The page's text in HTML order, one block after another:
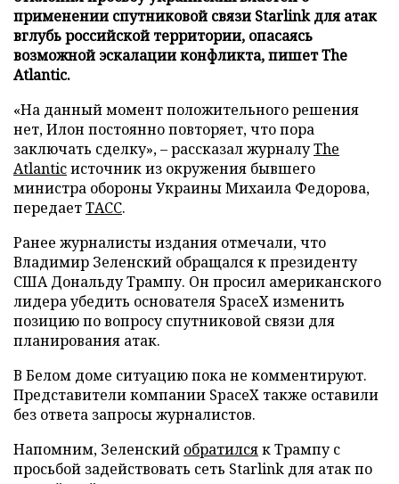
применении спутниковой связи Starlink для атак
вглубь российской территории, опасаясь
возможной эскалации конфликта, пишет The
Atlantic.
«На данный момент положительного решения
нет, Илон постоянно повторяет, что пора
заключать сделку», – рассказал журналуThe
Atlanticисточник из окружения бывшего
министра обороны Украины Михаила Федорова,
передаетТАСС.
Ранее журналисты издания отмечали, что
Владимир Зеленский обращался к президенту
США Дональду Трампу. Он просил американского
лидера убедить основателя SpaceX изменить
позицию по вопросу спутниковой связи для
планирования атак.
В Белом доме ситуацию пока не комментируют.
Представители компании SpaceX также оставили
без ответа запросы журналистов.
Напомним, Зеленский обратилсяк Трампу с
просьбой задействовать сеть Starlink для атак по